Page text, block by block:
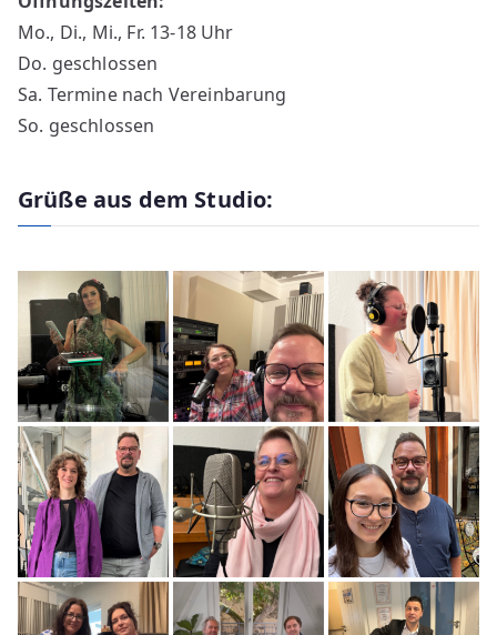
Mo., Di., Mi., Fr. 13-18 Uhr
Do. geschlossen
Sa. Termine nach Vereinbarung
So. geschlossen
Grüße aus dem Studio: